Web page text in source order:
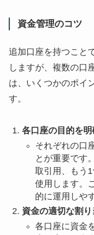
資金管理のコツ
追加口座を持つこと
しますが、複数の口
は、いくつかのポイ
す。
各口座の目的を
それぞれの口
とが重要です
取引用、もう
使用します。
的に運用しや
資金の適切な割り
各口座に資金